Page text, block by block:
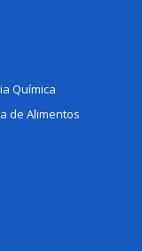
Química
de Alimentos